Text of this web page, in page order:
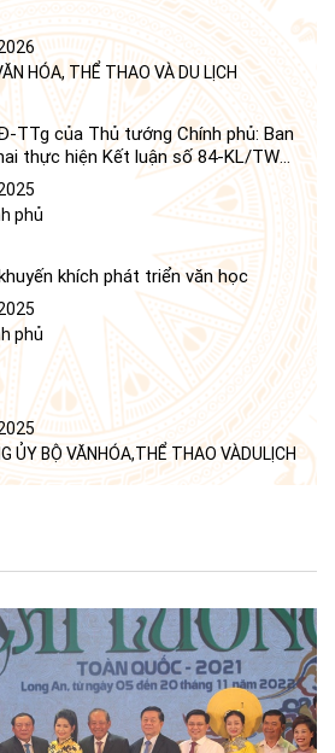
HÓA, THỂ THAO VÀ DU LỊCH
TTg của Thủ tướng Chính phủ: Ban
thực hiện Kết luận số 84-KL/TW
của Bộ Chính trị tiếp tục thực
TW ngày 16 tháng 6 năm 2008
về "tiếp tục xây dựng và phát triển
thời kỳ mới"
phủ
khích phát triển văn học
phủ
ỦY BỘ VĂNHÓA,THỂ THAO VÀDULỊCH